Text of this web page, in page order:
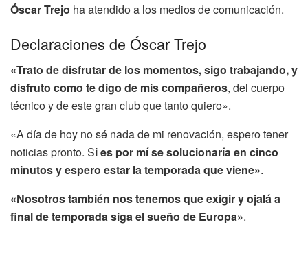
Óscar Trejo ha atendido a los medios de comunicación.
Declaraciones de Óscar Trejo
«Trato de disfrutar de los momentos, sigo trabajando, y
disfruto como te digo de mis compañeros, del cuerpo
técnico y de este gran club que tanto quiero».
«A día de hoy no sé nada de mi renovación, espero tener
noticias pronto. Si es por mí se solucionaría en cinco
minutos y espero estar la temporada que viene».
«Nosotros también nos tenemos que exigir y ojalá a
final de temporada siga el sueño de Europa».